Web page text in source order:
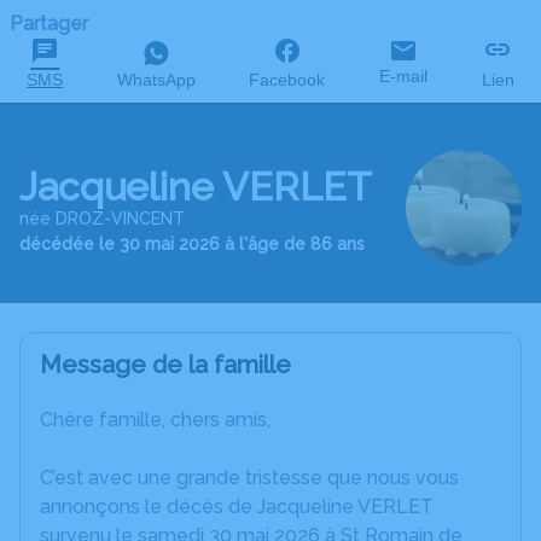
Partager
SMS WhatsApp Facebook E-mail Lien
Jacqueline VERLET
née DROZ-VINCENT
décédée le 30 mai 2026 à l'âge de 86 ans
Message de la famille
Chère famille, chers amis,
C’est avec une grande tristesse que nous vous
annonçons le décès de Jacqueline VERLET
survenu le samedi 30 mai 2026 à St Romain de